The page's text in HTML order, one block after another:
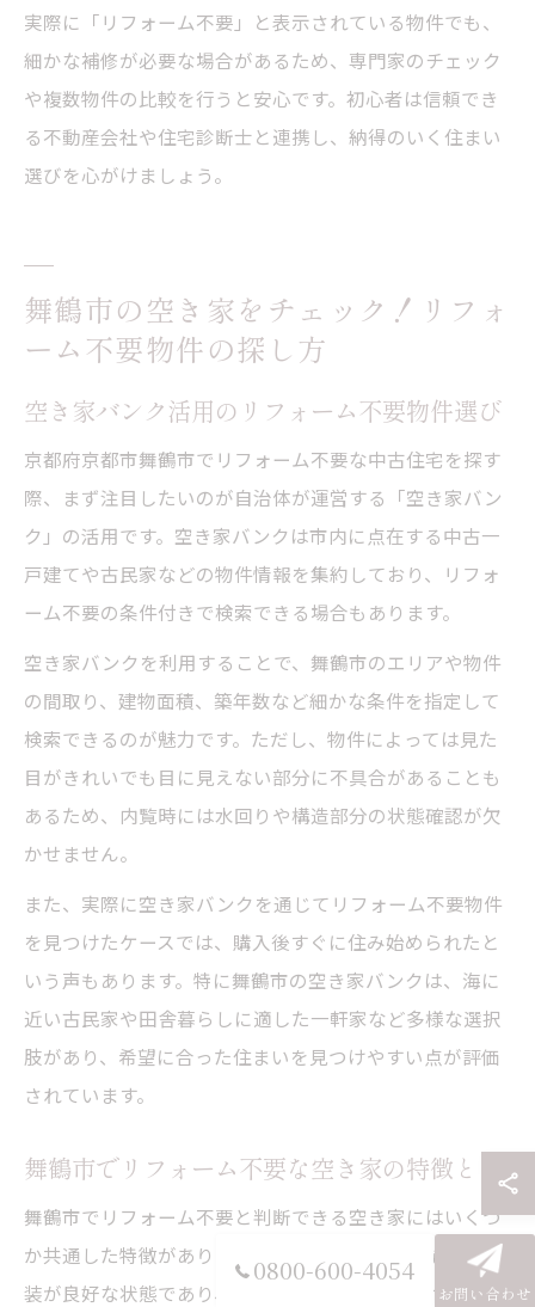
実際に「リフォーム不要」と表示されている物件でも、
細かな補修が必要な場合があるため、専門家のチェック
や複数物件の比較を行うと安心です。初心者は信頼でき
る不動産会社や住宅診断士と連携し、納得のいく住まい
選びを心がけましょう。
舞鶴市の空き家をチェック！リフォ
ーム不要物件の探し方
空き家バンク活用のリフォーム不要物件選び
京都府京都市舞鶴市でリフォーム不要な中古住宅を探す
際、まず注目したいのが自治体が運営する「空き家バン
ク」の活用です。空き家バンクは市内に点在する中古一
戸建てや古民家などの物件情報を集約しており、リフォ
ーム不要の条件付きで検索できる場合もあります。
空き家バンクを利用することで、舞鶴市のエリアや物件
の間取り、建物面積、築年数など細かな条件を指定して
検索できるのが魅力です。ただし、物件によっては見た
目がきれいでも目に見えない部分に不具合があることも
あるため、内覧時には水回りや構造部分の状態確認が欠
かせません。
また、実際に空き家バンクを通じてリフォーム不要物件
を見つけたケースでは、購入後すぐに住み始められたと
いう声もあります。特に舞鶴市の空き家バンクは、海に
近い古民家や田舎暮らしに適した一軒家など多様な選択
肢があり、希望に合った住まいを見つけやすい点が評価
されています。
舞鶴市でリフォーム不要な空き家の特徴とは
舞鶴市でリフォーム不要と判断できる空き家にはいくつ
か共通した特徴があります。まず、屋根や外壁などの外
装が良好な状態であり、雨漏りや大きなヒビ割れが見当
0800-600-4054
お問い合わせ